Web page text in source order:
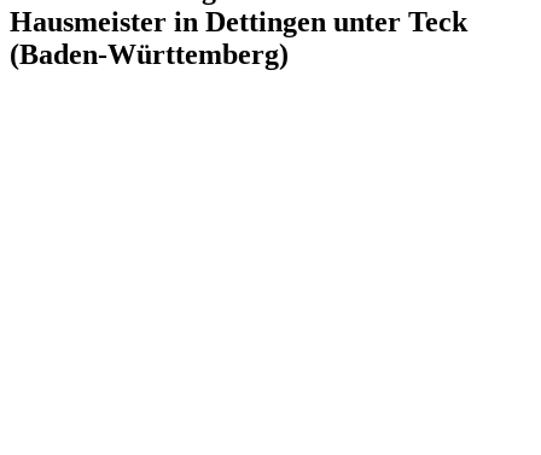
Hausmeister in Dettingen unter Teck
(Baden-Württemberg)